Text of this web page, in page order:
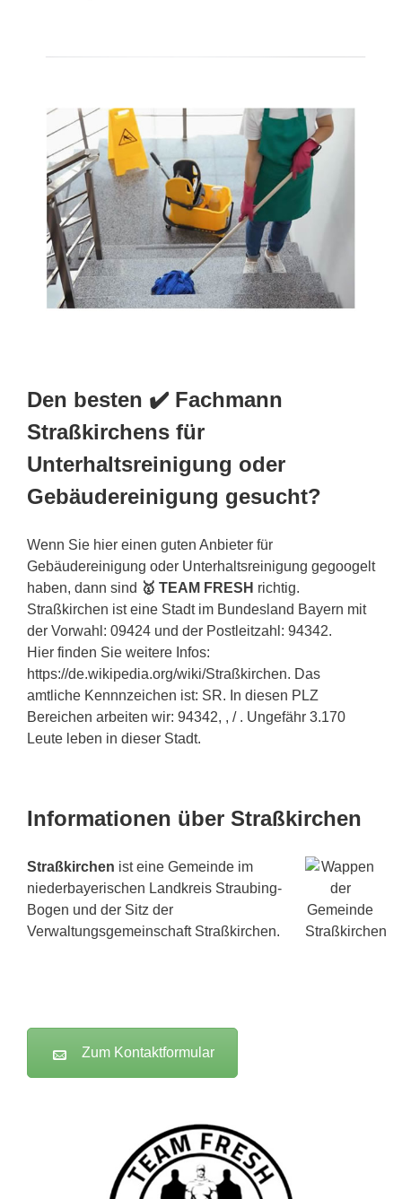
Den besten ✔️ Fachmann
Straßkirchens für
Unterhaltsreinigung oder
Gebäudereinigung gesucht?
Wenn Sie hier einen guten Anbieter für
Gebäudereinigung oder Unterhaltsreinigung gegoogelt
haben, dann sind 🥇 TEAM FRESH richtig.
Straßkirchen ist eine Stadt im Bundesland Bayern mit
der Vorwahl: 09424 und der Postleitzahl: 94342.
Hier finden Sie weitere Infos:
https://de.wikipedia.org/wiki/Straßkirchen. Das
amtliche Kennnzeichen ist: SR. In diesen PLZ
Bereichen arbeiten wir: 94342, , / . Ungefähr 3.170
Leute leben in dieser Stadt.
Informationen über Straßkirchen
Straßkirchen ist eine Gemeinde im
niederbayerischen Landkreis Straubing-
Bogen und der Sitz der
Verwaltungsgemeinschaft Straßkirchen.
Zum Kontaktformular